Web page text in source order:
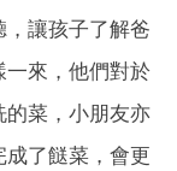
讓孩子了解爸
一來，他們對於
的菜，小朋友亦
了餸菜，會更